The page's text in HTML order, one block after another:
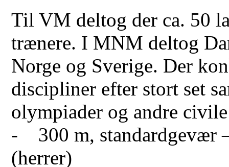
Til VM deltog der ca. 50
trænere. I MNM deltog
Norge og Sverige. Der
discipliner efter stort set
olympiader og andre
- 300 m, standardgevær
(herrer)